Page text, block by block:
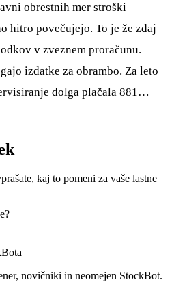
obrestnih mer stroški
hitro povečujejo. To je že zdaj
v zveznem proračunu.
izdatke za obrambo. Za leto
dolga plačala 881…
kaj to pomeni za vaše lastne
novičniki in neomejen StockBot.